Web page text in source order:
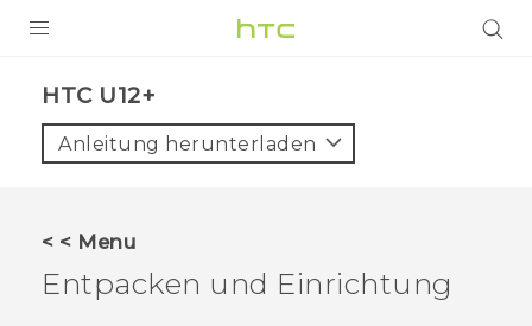
VIVE
HTC U12+‎
Anleitung herunterladen
< < Menu
Entpacken und Einrichtung